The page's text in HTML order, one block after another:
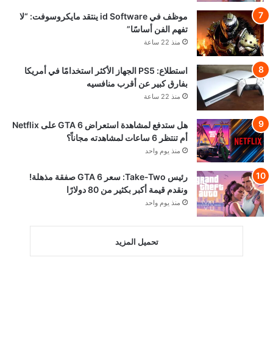
موظف في id Software ينتقد مايكروسوفت: “لا
تفهم الفن أساسًا”
منذ 22 ساعة
استطلاع: PS5 الجهاز الأكثر استخدامًا في أمريكا
بفارق كبير عن أقرب منافسيه
منذ 22 ساعة
هل ستدفع لمشاهدة استعراض GTA 6 على Netflix
أم تنتظر 6 ساعات لمشاهدته مجاناً؟
منذ يوم واحد
رئيس Take-Two: سعر GTA 6 صفقة مذهلة!
ونقدم قيمة أكبر بكثير من 80 دولارًا
منذ يوم واحد
تحميل المزيد